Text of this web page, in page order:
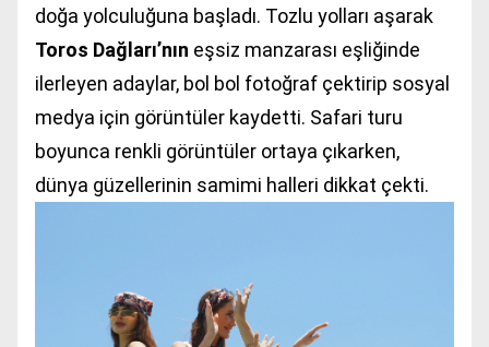
doğa yolculuğuna başladı. Tozlu yolları aşarak
Toros Dağları’nın eşsiz manzarası eşliğinde
ilerleyen adaylar, bol bol fotoğraf çektirip sosyal
medya için görüntüler kaydetti. Safari turu
boyunca renkli görüntüler ortaya çıkarken,
dünya güzellerinin samimi halleri dikkat çekti.